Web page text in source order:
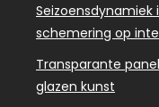
schemering op
Transparante
glazen kunst